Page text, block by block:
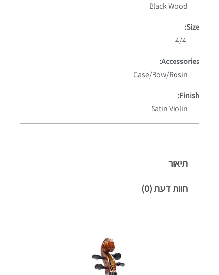
Black Wood
Size:
Accessories:
Case/Bow/Rosin
Finish:
Satin Violin
תיאור
חוות דעת (0)